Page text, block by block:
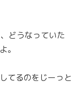
どうなっていた
。
てるのをじーっと